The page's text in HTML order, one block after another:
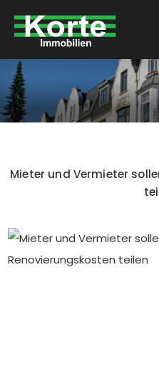
Inhalt
Mieter und Vermieter